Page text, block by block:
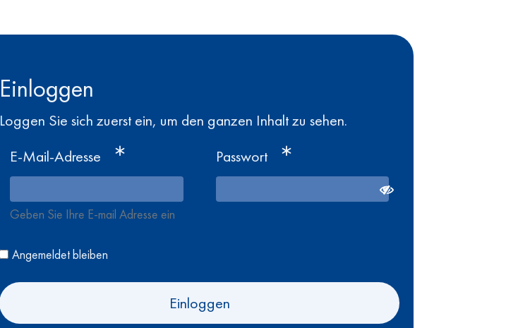
Einloggen
Loggen Sie sich zuerst ein, um den ganzen Inhalt zu sehen.
E-Mail-Adresse
Geben Sie Ihre E-mail Adresse ein
Passwort
Angemeldet bleiben
Einloggen